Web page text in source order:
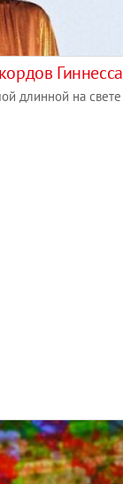
Гиннесса
длинной на свете